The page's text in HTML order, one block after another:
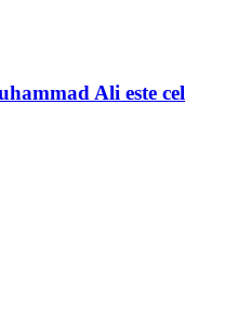
Ali este cel